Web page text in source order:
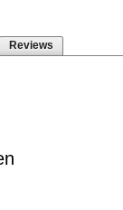
Reviews